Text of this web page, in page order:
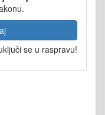
se u raspravu!